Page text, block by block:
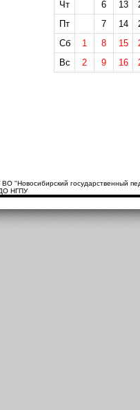
Чт
6 13
Пт
7 14
Сб
1 8 15
Вс
2 9 16
"Новосибирский государственный
НГПУ